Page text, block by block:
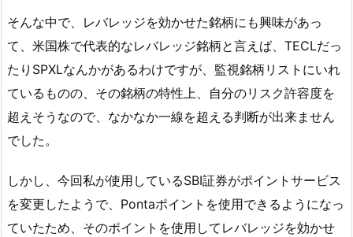
そんな中で、レバレッジを効かせた銘柄にも興味があっ
て、米国株で代表的なレバレッジ銘柄と言えば、TECLだっ
たりSPXLなんかがあるわけですが、監視銘柄リストにいれ
ているものの、その銘柄の特性上、自分のリスク許容度を
超えそうなので、なかなか一線を超える判断が出来ません
でした。
しかし、今回私が使用しているSBI証券がポイントサービス
を変更したようで、Pontaポイントを使用できるようになっ
ていたため、そのポイントを使用してレバレッジを効かせ